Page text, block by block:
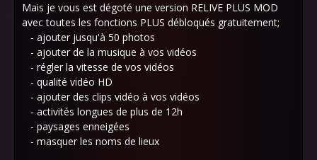
Mais je vous est dégoté une version RELIVE PLUS MOD
avec toutes les fonctions PLUS débloqués gratuitement;
- ajouter jusqu'à 50 photos
- ajouter de la musique à vos vidéos
- régler la vitesse de vos vidéos
- qualité vidéo HD
- ajouter des clips vidéo à vos vidéos
- activités longues de plus de 12h
- paysages enneigées
- masquer les noms de lieux